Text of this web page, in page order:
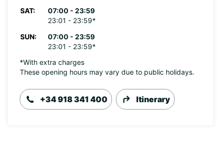
SAT:
07:00 - 23:59
23:01 - 23:59*
SUN:
07:00 - 23:59
23:01 - 23:59*
*With extra charges
These opening hours may vary due to public holidays.
+34 918 341 400 Itinerary